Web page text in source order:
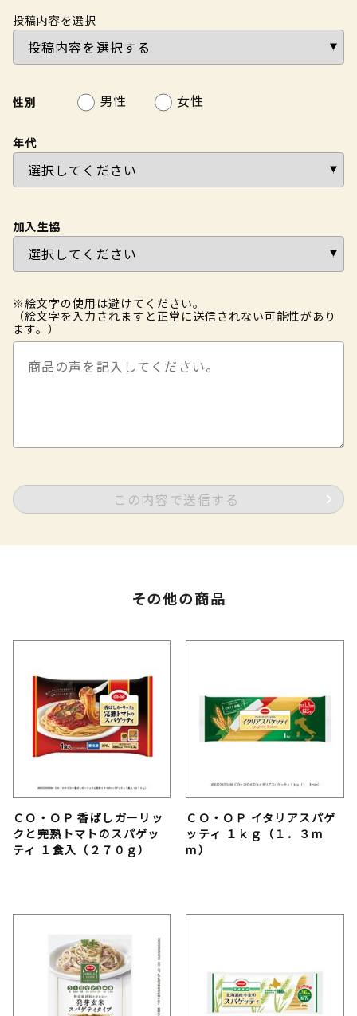
投稿内容を選択
性別 男性 女性
年代
加入生協
※絵文字の使用は避けてください。
（絵文字を入力されますと正常に送信されない可能性があり
ます。）
この内容で送信する
その他の商品
ＣＯ・ＯＰ 香ばしガーリッ
クと完熟トマトのスパゲッ
ティ １食入（２７０ｇ）
ＣＯ・ＯＰ イタリアスパゲ
ッティ １ｋｇ（１．３ｍ
ｍ）